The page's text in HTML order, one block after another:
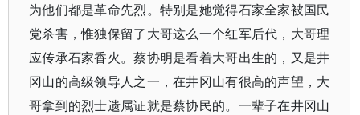
为他们都是革命先烈。特别是她觉得石家全家被国民
党杀害，惟独保留了大哥这么一个红军后代，大哥理
应传承石家香火。蔡协明是看着大哥出生的，又是井
冈山的高级领导人之一，在井冈山有很高的声望，大
哥拿到的烈士遗属证就是蔡协民的。一辈子在井冈山